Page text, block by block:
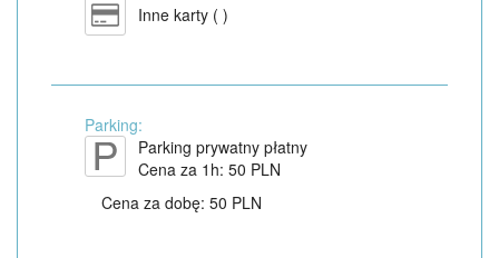
Inne karty ( )
Parking:
Parking prywatny płatny
Cena za 1h: 50 PLN
Cena za dobę: 50 PLN